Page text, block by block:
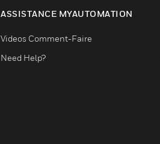
ASSISTANCE MYAUTOMATION
Videos Comment-Faire
Need Help?